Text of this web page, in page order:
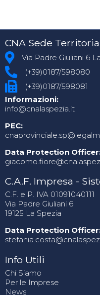
CNA Sede
Via Padre Giuliani 6
(+39)0187/598080
(+39)0187/598081
Informazioni:
info@cnalaspezia.it
PEC:
Data Protection
C.A.F. Impresa -
C.F. e P. IVA 01091040111
Via Padre Giuliani 6
19125 La Spezia
Data Protection
Info Utili
Chi Siamo
Per le Imprese
News